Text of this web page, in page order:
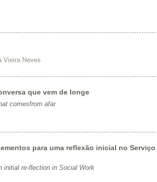
Vieira Neves
que vem de longe
comesfrom afar
para uma reflexão inicial no Serviço
re-flection in Social Work